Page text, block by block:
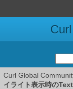
Curl Global
イライト表示時の